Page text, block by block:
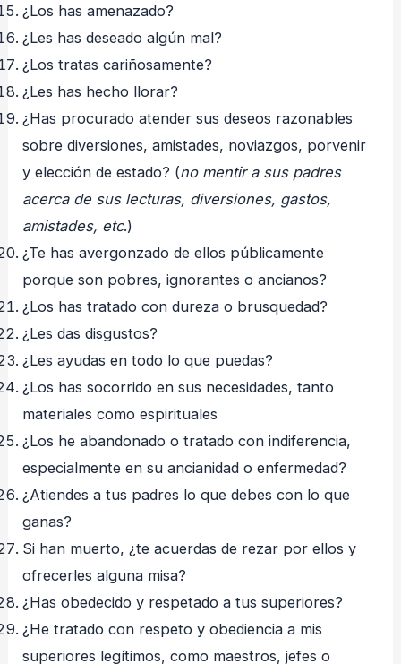
¿Los has amenazado?
¿Les has deseado algún mal?
¿Los tratas cariñosamente?
¿Les has hecho llorar?
¿Has procurado atender sus deseos razonables
sobre diversiones, amistades, noviazgos, porvenir
y elección de estado? (no mentir a sus padres
acerca de sus lecturas, diversiones, gastos,
amistades, etc.)
¿Te has avergonzado de ellos públicamente
porque son pobres, ignorantes o ancianos?
¿Los has tratado con dureza o brusquedad?
¿Les das disgustos?
¿Les ayudas en todo lo que puedas?
¿Los has socorrido en sus necesidades, tanto
materiales como espirituales
¿Los he abandonado o tratado con indiferencia,
especialmente en su ancianidad o enfermedad?
¿Atiendes a tus padres lo que debes con lo que
ganas?
Si han muerto, ¿te acuerdas de rezar por ellos y
ofrecerles alguna misa?
¿Has obedecido y respetado a tus superiores?
¿He tratado con respeto y obediencia a mis
superiores legítimos, como maestros, jefes o